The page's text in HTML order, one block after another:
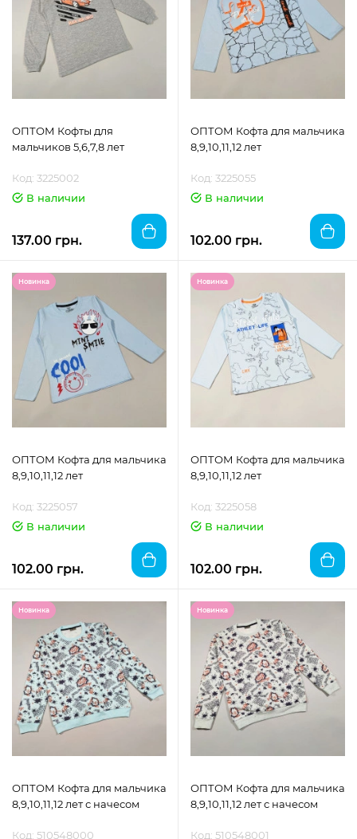
ОПТОМ Кофты для
мальчиков 5,6,7,8 лет
Код: 3225002
В наличии
137.00 грн.
ОПТОМ Кофта для мальчика
8,9,10,11,12 лет
Код: 3225055
В наличии
102.00 грн.
Новинка
ОПТОМ Кофта для мальчика
8,9,10,11,12 лет
Код: 3225057
В наличии
102.00 грн.
Новинка
ОПТОМ Кофта для мальчика
8,9,10,11,12 лет
Код: 3225058
В наличии
102.00 грн.
Новинка
ОПТОМ Кофта для мальчика
8,9,10,11,12 лет с начесом
Код: 510548000
Новинка
ОПТОМ Кофта для мальчика
8,9,10,11,12 лет с начесом
Код: 510548001